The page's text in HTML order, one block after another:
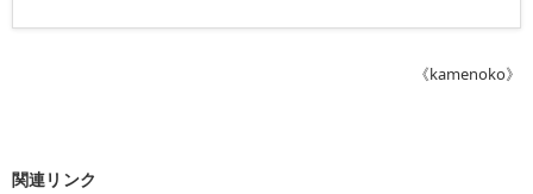
《kamenoko》
関連リンク